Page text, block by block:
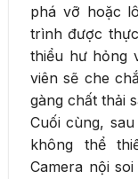
phá vỡ hoặc
trình được
thiểu hư hỏng
viên sẽ che
gàng chất thải
Cuối cùng,
không thể
Camera nội